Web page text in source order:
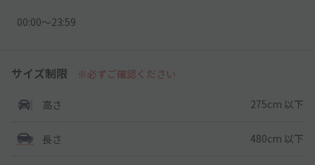
00:00〜23:59
サイズ制限 ※必ずご確認ください
高さ 275cm 以下
長さ 480cm 以下